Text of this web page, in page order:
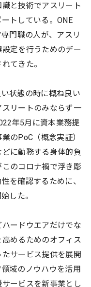
と技術でアスリート
トしている。ONE
門職の人が、アスリ
定を行うためのデー
てきた。
状態の時に概ね良い
リートのみならず一
年5月に資本業務提
のPoC（概念実証）
に勤務する身体的負
のコロナ禍で浮き彫
を確認するために、
した。
ードウエアだけでな
めるためのオフィス
サービス提供を展開
域のノウハウを活用
ービスを新事業とし